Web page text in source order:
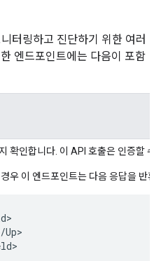
터링하고 진단하기 위한 여러
엔드포인트에는 다음이 포함
확인합니다. 이 API 호출은 인증할 수
우 이 엔드포인트는 다음 응답을 반환
Up>